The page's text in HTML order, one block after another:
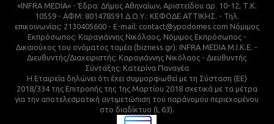
«INFRA MEDIA» - Έδρα: Δήμος Αθηναίων, Αριστείδου αρ. 10-12, Τ.Κ.
10559 - ΑΦΜ: 801478591 Δ.Ο.Υ.: ΚΕΦΟΔΕ ΑΤΤΙΚΗΣ. - Τηλ.
επικοινωνίας: 2130405600 - E-mail: contact@ypodomes.com Νόμιμος
Εκπρόσωπος: Καραγιάννης Νικόλαος, Νόμιμος Εκπρόσωπος -
Δικαιούχος του ονόματος τομέα (bizness.gr): INFRA MEDIA M.I.K.E. -
Διευθυντής/Διαχειριστής: Καραγιάννης Νικόλαος - Διευθυντής
Σύνταξης: Κατερίνα Παναγέα
Η Εταιρεία δηλώνει ότι έχει συμμορφωθεί με τη Σύσταση (ΕΕ)
2018/334 της Επιτροπής της 1ης Μαρτίου 2018 σχετικά με τα μέτρα
για την αποτελεσματική αντιμετώπιση του παράνομου περιεχομένου
στο διαδίκτυο (L 63).